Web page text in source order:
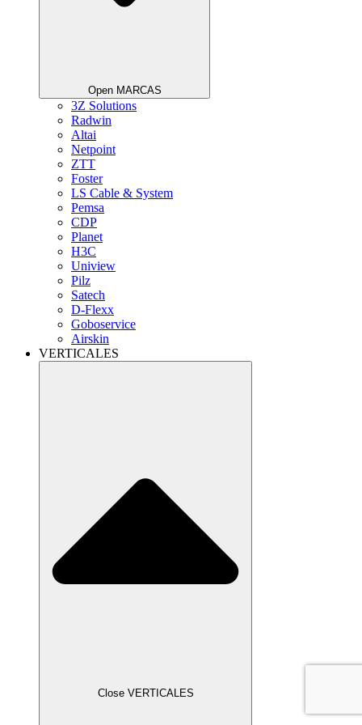
Open MARCAS
3Z Solutions
Radwin
Altai
Netpoint
ZTT
Foster
LS Cable & System
Pemsa
CDP
Planet
H3C
Uniview
Pilz
Satech
D-Flexx
Goboservice
Airskin
VERTICALES
Close VERTICALES